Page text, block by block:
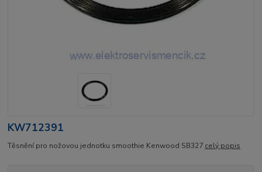
KW712391
Těsnění pro nožovou jednotku smoothie Kenwood SB327 celý popis